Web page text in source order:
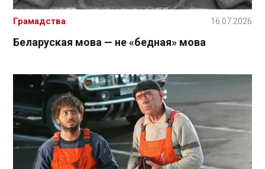
Беларуская мова — не «бедная» мова
Грамадства 16.07.2026